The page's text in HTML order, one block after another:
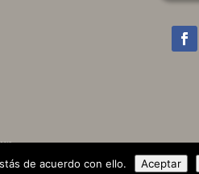
de acuerdo con ello. Aceptar